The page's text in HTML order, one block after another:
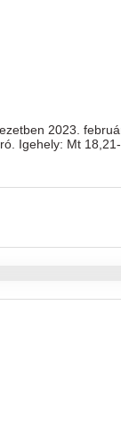
2023.
Igehely: Mt 18,21-